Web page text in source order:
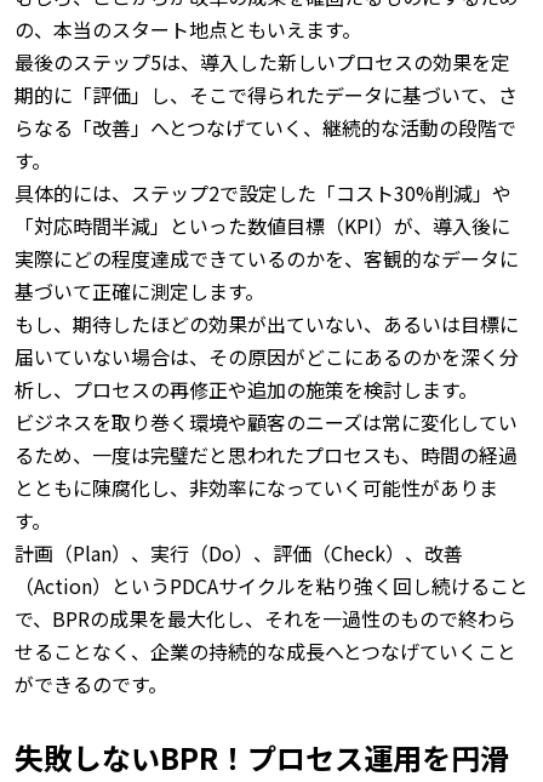
の、本当のスタート地点ともいえます。
最後のステップ5は、導入した新しいプロセスの効果を定
期的に「評価」し、そこで得られたデータに基づいて、さ
らなる「改善」へとつなげていく、継続的な活動の段階で
す。
具体的には、ステップ2で設定した「コスト30%削減」や
「対応時間半減」といった数値目標（KPI）が、導入後に
実際にどの程度達成できているのかを、客観的なデータに
基づいて正確に測定します。
もし、期待したほどの効果が出ていない、あるいは目標に
届いていない場合は、その原因がどこにあるのかを深く分
析し、プロセスの再修正や追加の施策を検討します。
ビジネスを取り巻く環境や顧客のニーズは常に変化してい
るため、一度は完璧だと思われたプロセスも、時間の経過
とともに陳腐化し、非効率になっていく可能性がありま
す。
計画（Plan）、実行（Do）、評価（Check）、改善
（Action）というPDCAサイクルを粘り強く回し続けること
で、BPRの成果を最大化し、それを一過性のもので終わら
せることなく、企業の持続的な成長へとつなげていくこと
ができるのです。
失敗しないBPR！プロセス運用を円滑